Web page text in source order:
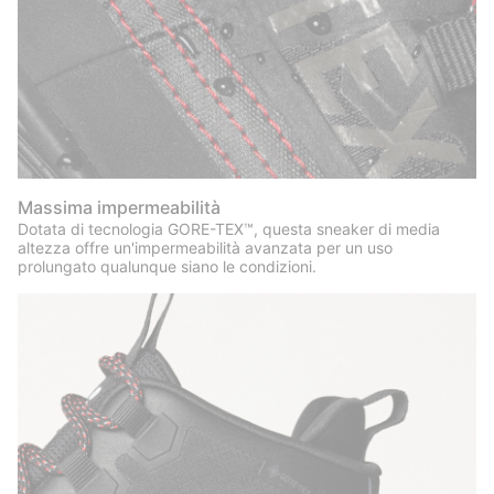
Massima impermeabilità
Dotata di tecnologia GORE-TEX™, questa sneaker di media
altezza offre un'impermeabilità avanzata per un uso
prolungato qualunque siano le condizioni.